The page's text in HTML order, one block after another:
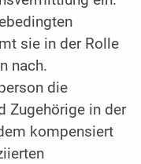
sie in der Rolle
nach.
die
Zugehörige in der
kompensiert